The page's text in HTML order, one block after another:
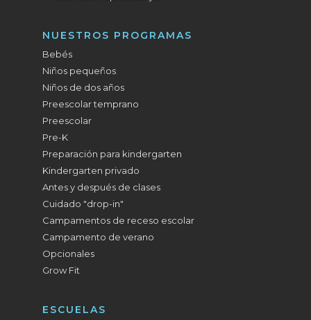
NUESTROS PROGRAMAS
Bebés
Niños pequeños
Niños de dos años
Preescolar temprano
Preescolar
Pre-K
Preparación para kindergarten
Kindergarten privado
Antes y después de clases
Cuidado "drop-in"
Campamentos de receso escolar
Campamento de verano
Opcionales
Grow Fit
ESCUELAS